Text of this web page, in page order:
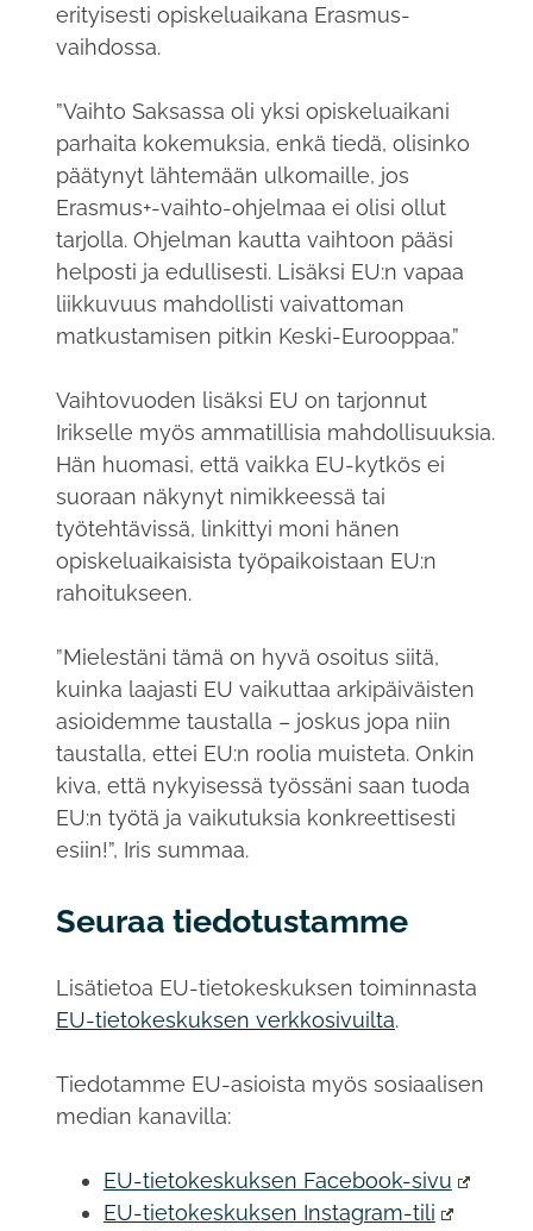
erityisesti opiskeluaikana Erasmus-
vaihdossa.
”Vaihto Saksassa oli yksi opiskeluaikani
parhaita kokemuksia, enkä tiedä, olisinko
päätynyt lähtemään ulkomaille, jos
Erasmus+-vaihto-ohjelmaa ei olisi ollut
tarjolla. Ohjelman kautta vaihtoon pääsi
helposti ja edullisesti. Lisäksi EU:n vapaa
liikkuvuus mahdollisti vaivattoman
matkustamisen pitkin Keski-Eurooppaa.”
Vaihtovuoden lisäksi EU on tarjonnut
Irikselle myös ammatillisia mahdollisuuksia.
Hän huomasi, että vaikka EU-kytkös ei
suoraan näkynyt nimikkeessä tai
työtehtävissä, linkittyi moni hänen
opiskeluaikaisista työpaikoistaan EU:n
rahoitukseen.
”Mielestäni tämä on hyvä osoitus siitä,
kuinka laajasti EU vaikuttaa arkipäiväisten
asioidemme taustalla – joskus jopa niin
taustalla, ettei EU:n roolia muisteta. Onkin
kiva, että nykyisessä työssäni saan tuoda
EU:n työtä ja vaikutuksia konkreettisesti
esiin!”, Iris summaa.
Seuraa tiedotustamme
Lisätietoa EU-tietokeskuksen toiminnasta
EU-tietokeskuksen verkkosivuilta.
Tiedotamme EU-asioista myös sosiaalisen
median kanavilla:
EU-tietokeskuksen Facebook-sivu
EU-tietokeskuksen Instagram-tili